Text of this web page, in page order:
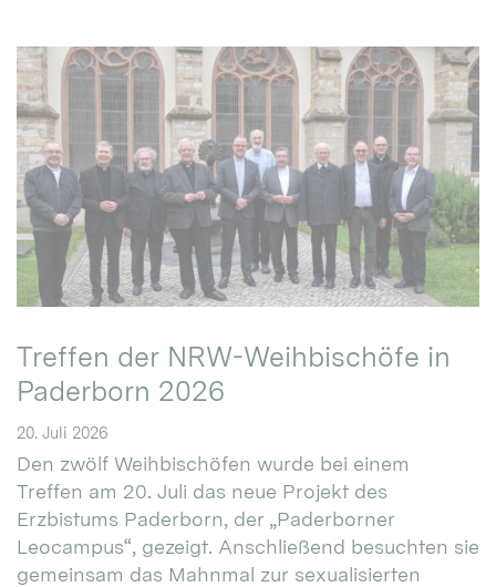
Treffen der NRW-Weihbischöfe in
Paderborn 2026
20. Juli 2026
Den zwölf Weihbischöfen wurde bei einem
Treffen am 20. Juli das neue Projekt des
Erzbistums Paderborn, der „Paderborner
Leocampus“, gezeigt. Anschließend besuchten sie
gemeinsam das Mahnmal zur sexualisierten